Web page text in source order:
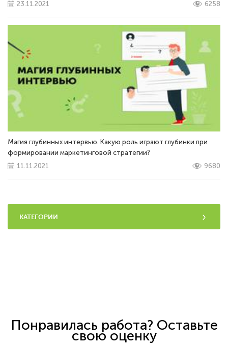
23.11.2021
6258
Магия глубинных интервью. Какую роль играют глубинки при
формировании маркетинговой стратегии?
11.11.2021
9680
КАТЕГОРИИ
Понравилась работа? Оставьте
свою оценку